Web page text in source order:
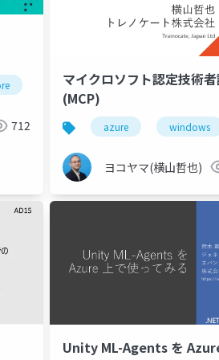
elastic elasticsearch
712
マイクロソフト認定技術
(MCP)
azure windows
ヨコヤマ(横山哲也)
Unity ML-Agents を